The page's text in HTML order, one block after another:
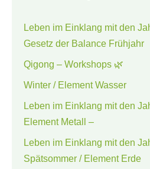
Leben im Einklang mit den
Gesetz der Balance Frühjahr
Qigong – Workshops 🌿
Winter / Element Wasser
Leben im Einklang mit den
Element Metall –
Leben im Einklang mit den
Spätsommer / Element Erde